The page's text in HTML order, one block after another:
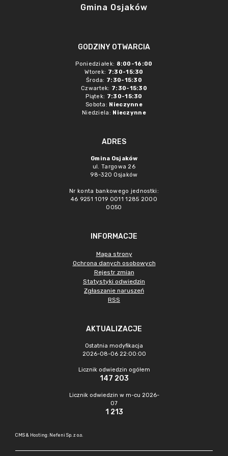
Gmina Osjaków
GODZINY OTWARCIA
Poniedziałek: 8:00-16:00
Wtorek: 7:30-15:30
Środa: 7:30-15:30
Czwartek: 7:30-15:30
Piątek: 7:30-15:30
Sobota: Nieczynne
Niedziela: Nieczynne
ADRES
Gmina Osjaków
ul. Targowa 26
98-320 Osjaków
Nr konta bankowego jednostki:
46 9251 1019 0011 1285 2000
0050
INFORMACJE
Mapa strony
Ochrona danych osobowych
Rejestr zmian
Statystyki odwiedzin
Zgłaszanie naruszeń
RSS
AKTUALIZACJE
Ostatnia modyfikacja
2026-08-06 22:00:00
Licznik odwiedzin ogółem
147 203
Licznik odwiedzin w m-cu 2026-
07
1 213
CMS & Hosting: Nefeni Sp. z o.o.